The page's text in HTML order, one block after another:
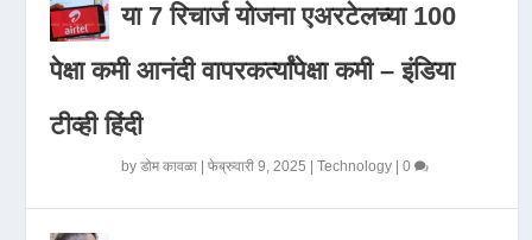
या 7 रिचार्ज योजना एअरटेलच्या 100
पेक्षा कमी आनंदी वापरकर्त्यांपेक्षा कमी – इंडिया
टीव्ही हिंदी
byडोम कावळा |फेब्रुवारी 9, 2025 |Technology |0